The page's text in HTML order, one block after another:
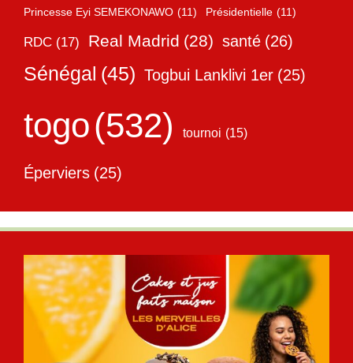
Princesse Eyi SEMEKONAWO (11) Présidentielle (11)
RDC (17) Real Madrid (28) santé (26)
Sénégal (45) Togbui Lanklivi 1er (25)
togo(532) tournoi (15)
Éperviers (25)